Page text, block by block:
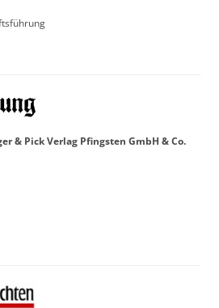
& Pick Verlag Pfingsten GmbH & Co.